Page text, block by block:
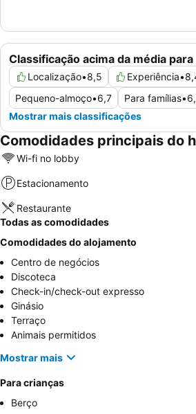
Classificação acima da média
Localização•8,5 Experiência•
Pequeno-almoço•6,7 Para famílias•
Mostrar mais classificações
Comodidades principais do
Wi-fi no lobby
Estacionamento
Restaurante
Todas as comodidades
Comodidades do alojamento
Centro de negócios
Discoteca
Check-in/check-out expresso
Ginásio
Terraço
Animais permitidos
Mostrar mais
Para crianças
Berço